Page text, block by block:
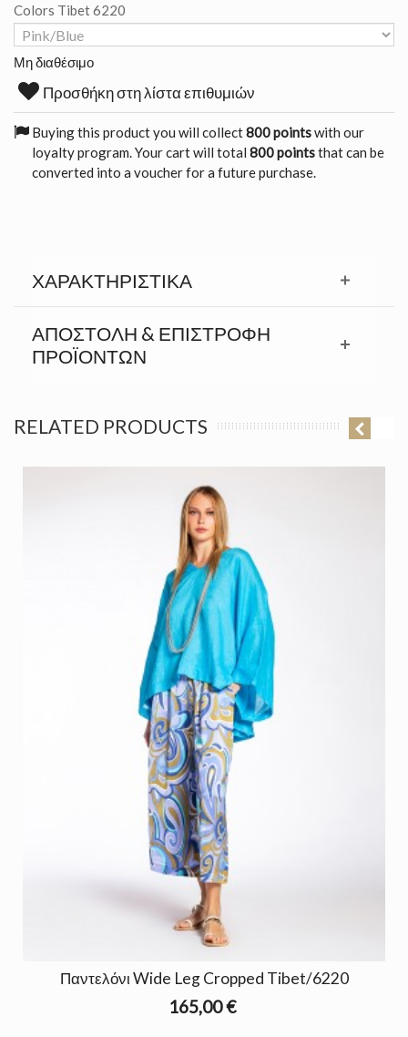
Colors Tibet 6220
Μη διαθέσιμο
Προσθήκη στη λίστα επιθυμιών
Buying this product you will collect800 pointswith our
loyalty program. Your cart will total 800 pointsthat can be
converted into a voucher for a future purchase.
ΧΑΡΑΚΤΗΡΙΣΤΙΚΆ
ΑΠΟΣΤΟΛΉ & ΕΠΙΣΤΡΟΦΉ
ΠΡΟΪΟΝΤΩΝ
RELATED PRODUCTS
Παντελόνι Wide Leg Cropped Tibet/6220
165,00 €